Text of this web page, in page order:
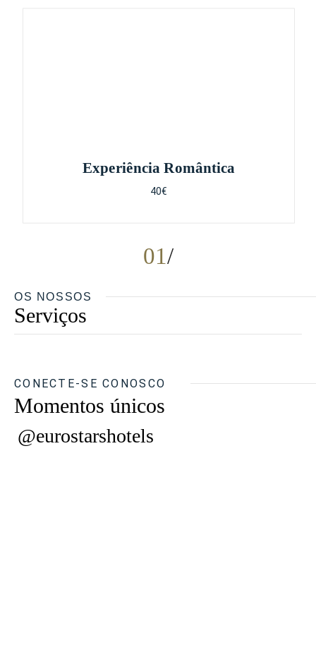
01
Experiência Romântica
40€
OS NOSSOS
Serviços
CONECTE-SE CONOSCO
Momentos únicos
@eurostarshotels